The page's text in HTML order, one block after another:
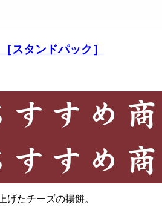
スタンドパック］
げたチーズの揚餅。